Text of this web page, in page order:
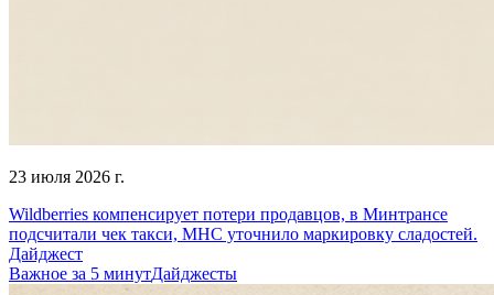
23 июля 2026 г.
Wildberries компенсирует потери продавцов, в Минтрансе
подсчитали чек такси, МНС уточнило маркировку сладостей.
Дайджест
Важное за 5 минутДайджесты